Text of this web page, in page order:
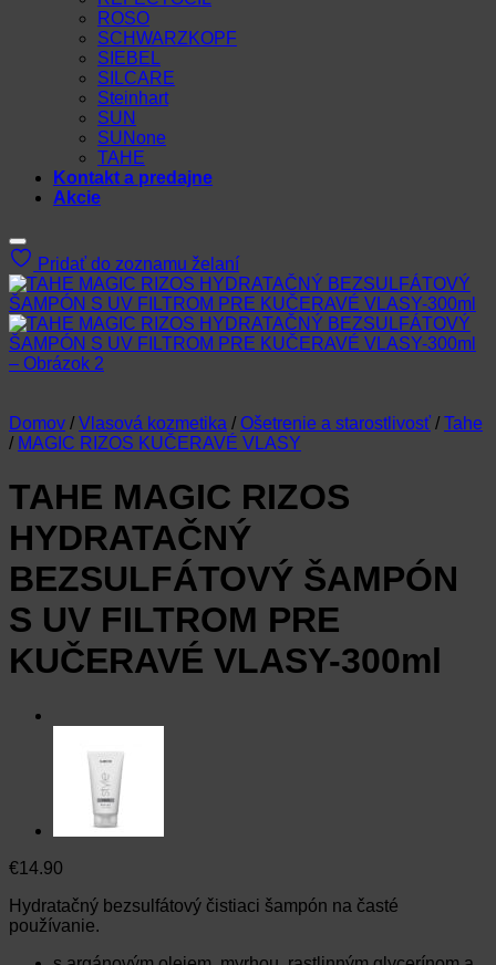
ROSO
SCHWARZKOPF
SIEBEL
SILCARE
Steinhart
SUN
SUNone
TAHE
Kontakt a predajne
Akcie
Pridať do zoznamu želaní
Domov / Vlasová kozmetika / Ošetrenie a starostlivosť / Tahe
/ MAGIC RIZOS KUČERAVÉ VLASY
TAHE MAGIC RIZOS
HYDRATAČNÝ
BEZSULFÁTOVÝ ŠAMPÓN
S UV FILTROM PRE
KUČERAVÉ VLASY-300ml
€14.90
Hydratačný bezsulfátový čistiaci šampón na časté
používanie.